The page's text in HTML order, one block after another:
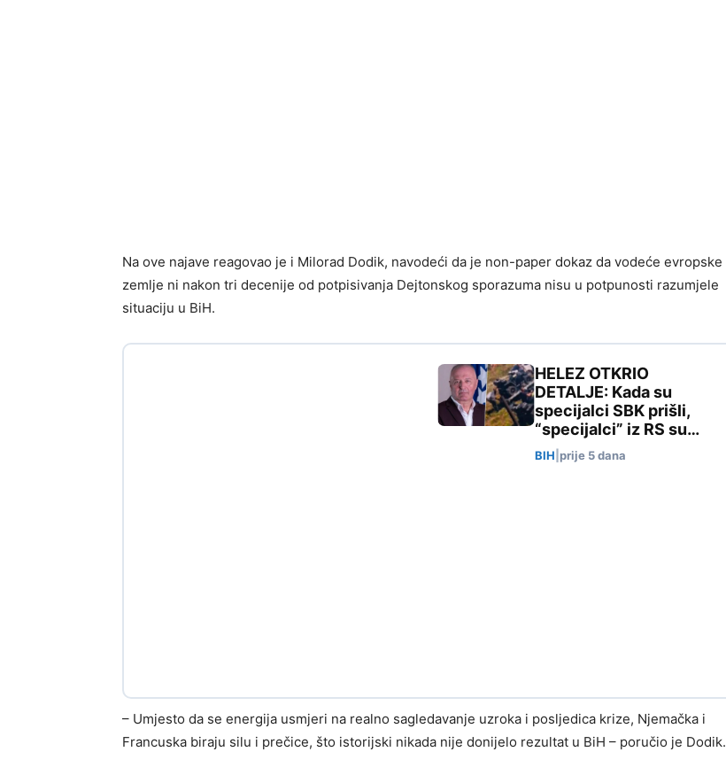
Na ove najave reagovao je i Milorad Dodik, navodeći da je non-paper dokaz da vodeće evropske
zemlje ni nakon tri decenije od potpisivanja Dejtonskog sporazuma nisu u potpunosti razumjele
situaciju u BiH.
HELEZ OTKRIO
DETALJE: Kada su
specijalci SBK prišli,
“specijalci” iz RS su…
BIH prije 5 dana
– Umjesto da se energija usmjeri na realno sagledavanje uzroka i posljedica krize, Njemačka i
Francuska biraju silu i prečice, što istorijski nikada nije donijelo rezultat u BiH – poručio je Dodik.